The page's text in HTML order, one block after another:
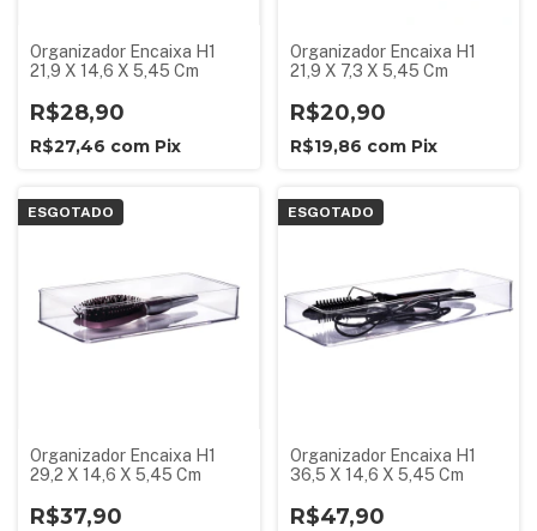
Organizador Encaixa H1
21,9 X 14,6 X 5,45 Cm
R$28,90
R$27,46 com Pix
Organizador Encaixa H1
21,9 X 7,3 X 5,45 Cm
R$20,90
R$19,86 com Pix
ESGOTADO
Organizador Encaixa H1
29,2 X 14,6 X 5,45 Cm
R$37,90
ESGOTADO
Organizador Encaixa H1
36,5 X 14,6 X 5,45 Cm
R$47,90